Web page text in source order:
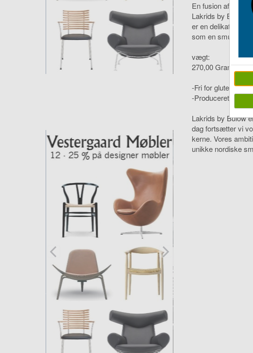
En fusion af
Lakrids by Bülow
er en delikat og
som en smuk gave
vægt:
270,00 Grams
-Fri for gluten og
-Produceret i
Lakrids by Bülow
dag fortsætter vi
kerne. Vores
unikke nordiske